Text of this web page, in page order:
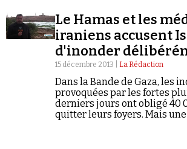
Le Hamas et les
iraniens accusent
d'inonder
15 décembre 2013 | La Rédaction
Dans la Bande de Gaza, les
provoquées par les fortes
derniers jours ont obligé 40
quitter leurs foyers. Mais